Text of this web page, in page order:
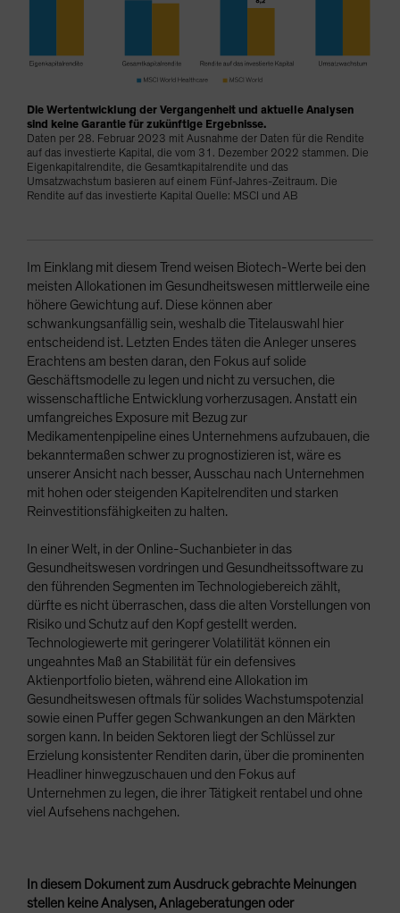
Die Wertentwicklung der Vergangenheit und aktuelle Analysen
sind keine Garantie für zukünftige Ergebnisse.
Daten per 28. Februar 2023 mit Ausnahme der Daten für die Rendite
auf das investierte Kapital, die vom 31. Dezember 2022 stammen. Die
Eigenkapitalrendite, die Gesamtkapitalrendite und das
Umsatzwachstum basieren auf einem Fünf-Jahres-Zeitraum. Die
Rendite auf das investierte Kapital Quelle: MSCI und AB
Im Einklang mit diesem Trend weisen Biotech-Werte bei den
meisten Allokationen im Gesundheitswesen mittlerweile eine
höhere Gewichtung auf. Diese können aber
schwankungsanfällig sein, weshalb die Titelauswahl hier
entscheidend ist. Letzten Endes täten die Anleger unseres
Erachtens am besten daran, den Fokus auf solide
Geschäftsmodelle zu legen und nicht zu versuchen, die
wissenschaftliche Entwicklung vorherzusagen. Anstatt ein
umfangreiches Exposure mit Bezug zur
Medikamentenpipeline eines Unternehmens aufzubauen, die
bekanntermaßen schwer zu prognostizieren ist, wäre es
unserer Ansicht nach besser, Ausschau nach Unternehmen
mit hohen oder steigenden Kapitelrenditen und starken
Reinvestitionsfähigkeiten zu halten.
In einer Welt, in der Online-Suchanbieter in das
Gesundheitswesen vordringen und Gesundheitssoftware zu
den führenden Segmenten im Technologiebereich zählt,
dürfte es nicht überraschen, dass die alten Vorstellungen von
Risiko und Schutz auf den Kopf gestellt werden.
Technologiewerte mit geringerer Volatilität können ein
ungeahntes Maß an Stabilität für ein defensives
Aktienportfolio bieten, während eine Allokation im
Gesundheitswesen oftmals für solides Wachstumspotenzial
sowie einen Puffer gegen Schwankungen an den Märkten
sorgen kann. In beiden Sektoren liegt der Schlüssel zur
Erzielung konsistenter Renditen darin, über die prominenten
Headliner hinwegzuschauen und den Fokus auf
Unternehmen zu legen, die ihrer Tätigkeit rentabel und ohne
viel Aufsehens nachgehen.
In diesem Dokument zum Ausdruck gebrachte Meinungen
stellen keine Analysen, Anlageberatungen oder